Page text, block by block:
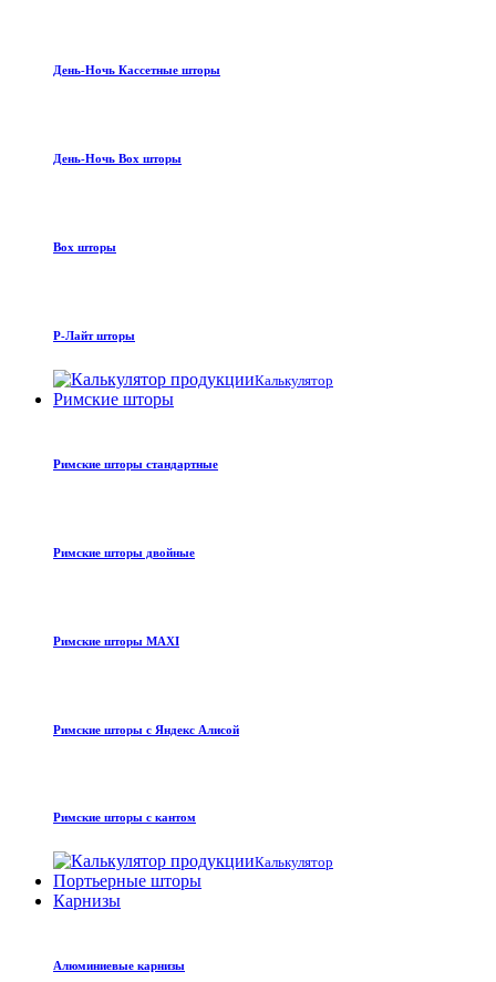
День-Ночь Кассетные шторы
День-Ночь Box шторы
Box шторы
Р-Лайт шторы
Калькулятор
Римские шторы
Римские шторы стандартные
Римские шторы двойные
Римские шторы MAXI
Римские шторы с Яндекс Алисой
Римские шторы с кантом
Калькулятор
Портьерные шторы
Карнизы
Алюминиевые карнизы